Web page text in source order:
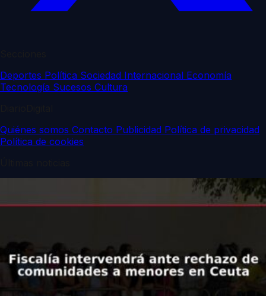
Deportes Política Sociedad Internacional Economía
Tecnología Sucesos Cultura
Quiénes somos Contacto Publicidad Política de privacidad
Política de cookies